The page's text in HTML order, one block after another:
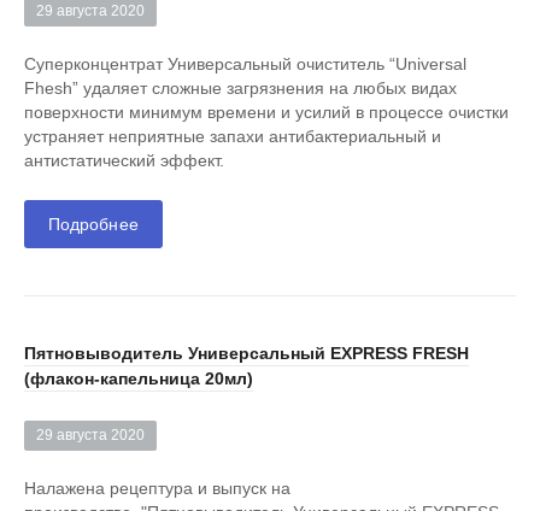
29 августа 2020
Суперконцентрат Универсальный очиститель “Universal
Fhesh” удаляет сложные загрязнения на любых видах
поверхности минимум времени и усилий в процессе очистки
устраняет неприятные запахи антибактериальный и
антистатический эффект.
Подробнее
Пятновыводитель Универсальный EXPRESS FRESH
(флакон-капельница 20мл)
29 августа 2020
Налажена рецептура и выпуск на